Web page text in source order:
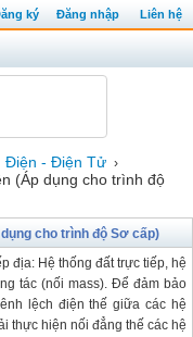
ký Đăng nhập Liên hệ
Điện - Điện Tử ›
(Áp dụng cho trình độ
cho trình độ Sơ cấp)
địa: Hệ thống đất trực tiếp, hệ
tác (nối mass). Để đảm bảo
lệch điện thế giữa các hệ
thực hiện nối đẳng thế các hệ